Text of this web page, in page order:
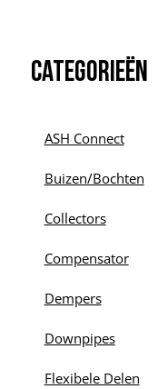
Categorieën
ASH Connect
Buizen/Bochten
Collectors
Compensator
Dempers
Downpipes
Flexibele Delen